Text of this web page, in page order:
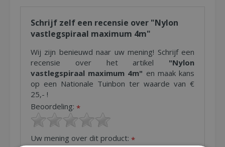
Schrijf zelf een recensie over "Nylon
vastlegspiraal maximum 4m"
Wij zijn benieuwd naar uw mening! Schrijf een
recensie over het artikel "Nylon
vastlegspiraal maximum 4m" en maak kans
op een Nationale Tuinbon ter waarde van €
25,- !
Beoordeling: *
Uw mening over dit product: *